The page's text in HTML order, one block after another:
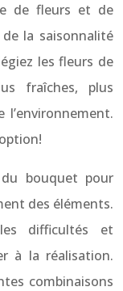
de fleurs et de
la saisonnalité
les fleurs de
fraîches, plus
l’environnement.
bouquet pour
des éléments.
difficultés et
à la réalisation.
combinaisons